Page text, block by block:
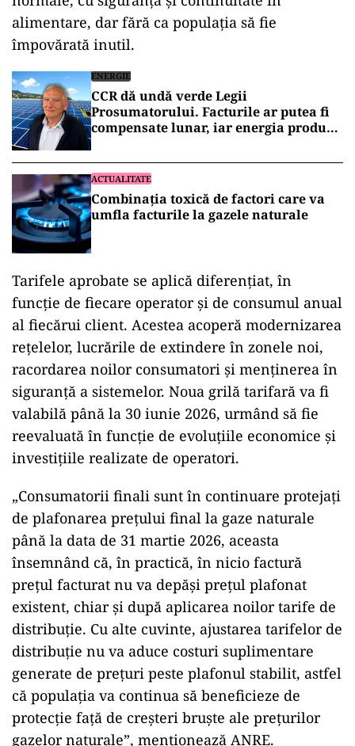
alimentare, dar fără ca populaţia să fie
împovărată inutil.
ENERGIE
CCR dă undă verde Legii
Prosumatorului. Facturile ar putea fi
compensate lunar, iar energia produsă
ACTUALITATE
Combinația toxică de factori care va
umfla facturile la gazele naturale
Tarifele aprobate se aplică diferenţiat, în
funcţie de fiecare operator şi de consumul anual
al fiecărui client. Acestea acoperă modernizarea
reţelelor, lucrările de extindere în zonele noi,
racordarea noilor consumatori şi menţinerea în
siguranţă a sistemelor. Noua grilă tarifară va fi
valabilă până la 30 iunie 2026, urmând să fie
reevaluată în funcţie de evoluţiile economice şi
investiţiile realizate de operatori.
„Consumatorii finali sunt în continuare protejaţi
de plafonarea preţului final la gaze naturale
până la data de 31 martie 2026, aceasta
însemnând că, în practică, în nicio factură
preţul facturat nu va depăşi preţul plafonat
existent, chiar şi după aplicarea noilor tarife de
distribuţie. Cu alte cuvinte, ajustarea tarifelor de
distribuţie nu va aduce costuri suplimentare
generate de preţuri peste plafonul stabilit, astfel
că populaţia va continua să beneficieze de
protecţie faţă de creşteri bruşte ale preţurilor
gazelor naturale”, menţionează ANRE.